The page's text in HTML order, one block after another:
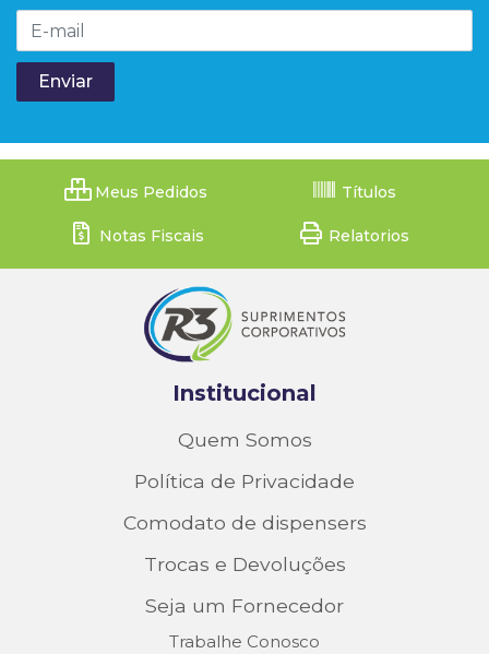
Meus Pedidos Títulos
Notas Fiscais Relatorios
Institucional
Quem Somos
Política de Privacidade
Comodato de dispensers
Trocas e Devoluções
Seja um Fornecedor
Trabalhe Conosco